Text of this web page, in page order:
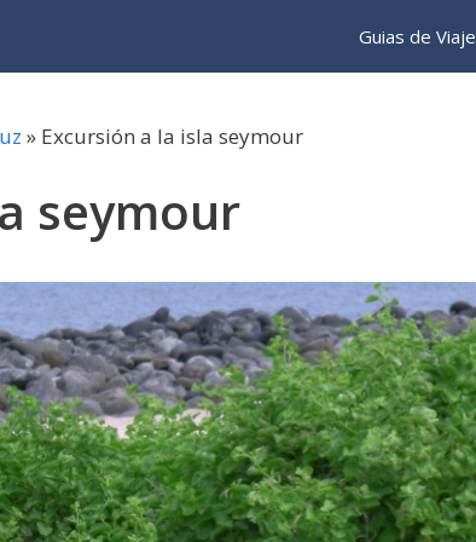
Guias de Viaje
» Excursión a la isla seymour
seymour